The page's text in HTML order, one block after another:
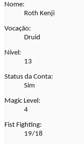
Nome:
Roth Kenji
Vocação:
Druid
Nível:
13
Status da Conta:
Sim
Magic Level:
4
Fist Fighting:
19/18